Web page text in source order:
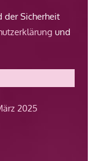
der Sicherheit
und
2025